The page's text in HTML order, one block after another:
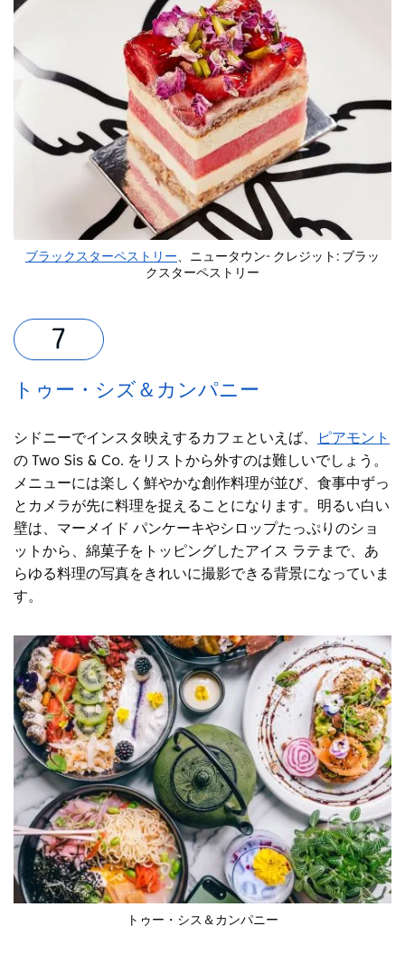
ブラックスターペストリー、ニュータウン- クレジット: ブラッ
クスターペストリー
トゥー・シズ＆カンパニー
シドニーでインスタ映えするカフェといえば、
ピアモント
の Two Sis & Co. をリストから外すのは難しいでしょう。
メニューには楽しく鮮やかな創作料理が並び、食事中ずっ
とカメラが先に料理を捉えることになります。明るい白い
壁は、マーメイド パンケーキやシロップたっぷりのショ
ットから、綿菓子をトッピングしたアイス ラテまで、あ
らゆる料理の写真をきれいに撮影できる背景になっていま
す。
トゥー・シス＆カンパニー